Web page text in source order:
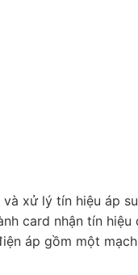
xử lý tín hiệu áp
card nhận tín
áp gồm một